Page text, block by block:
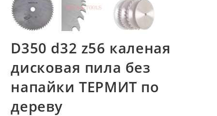
D350 d32 z56 каленая
дисковая пила без
напайки ТЕРМИТ по
дереву